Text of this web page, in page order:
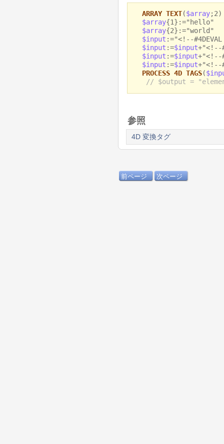
ARRAY TEXT($array;2)
$array{1}:="hello"
$array{2}:="world"
$input :="<!--
$input :=$input+"<!--
$input :=$input+"<!--
$input :=$input+"<!--
PROCESS 4D TAGS(
// $output =
参照
4D 変換タグ
前ページ 次ページ